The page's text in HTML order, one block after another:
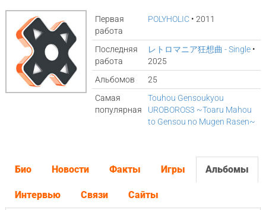
Первая
работа
POLYHOLIC • 2011
Последняя
работа
レトロマニア狂想曲 - Single •
2025
Альбомов
25
Самая
популярная
Touhou Gensoukyou
UROBOROS3 ~Toaru Mahou
to Gensou no Mugen Rasen~
Био Новости Факты Игры Альбомы
Интервью Связи Сайты